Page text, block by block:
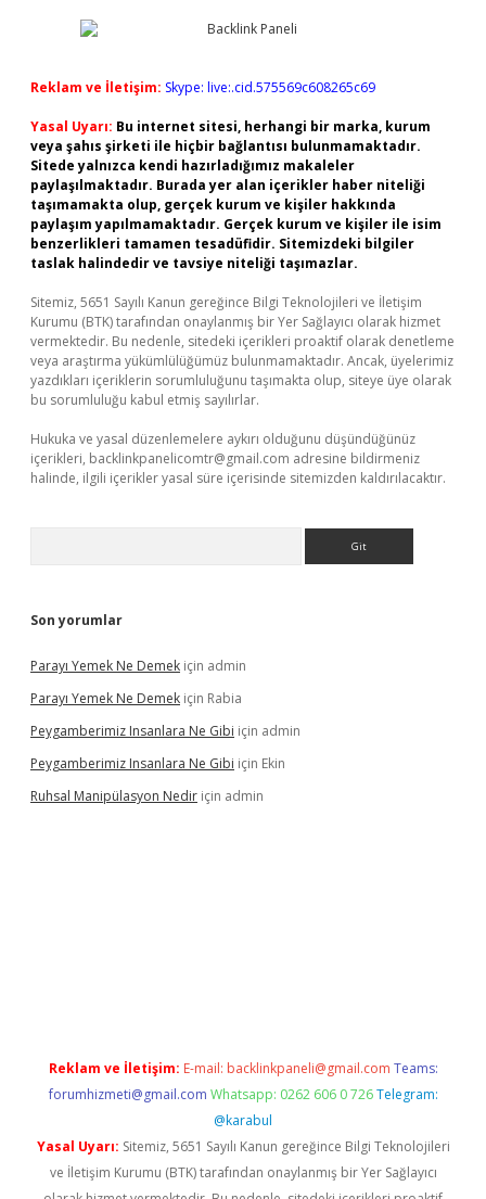
Reklam ve İletişim: Skype: live:.cid.575569c608265c69
Yasal Uyarı: Bu internet sitesi, herhangi bir marka, kurum
veya şahıs şirketi ile hiçbir bağlantısı bulunmamaktadır.
Sitede yalnızca kendi hazırladığımız makaleler
paylaşılmaktadır. Burada yer alan içerikler haber niteliği
taşımamakta olup, gerçek kurum ve kişiler hakkında
paylaşım yapılmamaktadır. Gerçek kurum ve kişiler ile isim
benzerlikleri tamamen tesadüfidir. Sitemizdeki bilgiler
taslak halindedir ve tavsiye niteliği taşımazlar.
Sitemiz, 5651 Sayılı Kanun gereğince Bilgi Teknolojileri ve İletişim
Kurumu (BTK) tarafından onaylanmış bir Yer Sağlayıcı olarak hizmet
vermektedir. Bu nedenle, sitedeki içerikleri proaktif olarak denetleme
veya araştırma yükümlülüğümüz bulunmamaktadır. Ancak, üyelerimiz
yazdıkları içeriklerin sorumluluğunu taşımakta olup, siteye üye olarak
bu sorumluluğu kabul etmiş sayılırlar.
Hukuka ve yasal düzenlemelere aykırı olduğunu düşündüğünüz
içerikleri, backlinkpanelicomtr@gmail.com adresine bildirmeniz
halinde, ilgili içerikler yasal süre içerisinde sitemizden kaldırılacaktır.
Son yorumlar
Parayı Yemek Ne Demek için admin
Parayı Yemek Ne Demek için Rabia
Peygamberimiz Insanlara Ne Gibi için admin
Peygamberimiz Insanlara Ne Gibi için Ekin
Ruhsal Manipülasyon Nedir için admin
Reklam ve İletişim: E-mail: backlinkpaneli@gmail.com Teams:
forumhizmeti@gmail.com Whatsapp: 0262 606 0 726 Telegram:
@karabul
Yasal Uyarı: Sitemiz, 5651 Sayılı Kanun gereğince Bilgi Teknolojileri
ve İletişim Kurumu (BTK) tarafından onaylanmış bir Yer Sağlayıcı